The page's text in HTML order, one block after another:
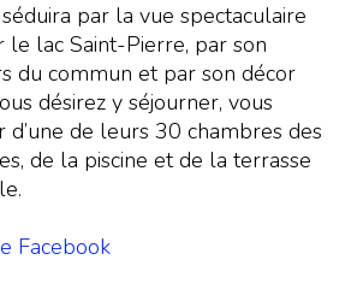
séduira par la vue spectaculaire
le lac Saint-Pierre, par son
du commun et par son décor
désirez y séjourner, vous
de leurs 30 chambres des
de la piscine et de la terrasse
Facebook